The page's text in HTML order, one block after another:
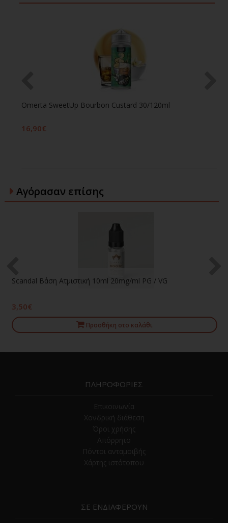
Omerta SweetUp Bourbon Custard 30/120ml
16,90€
Αγόρασαν επίσης
Scandal Βάση Ατμιστική 10ml 20mg/ml PG / VG
3,50€
Προσθήκη στο καλάθι
ΠΛΗΡΟΦΟΡΙΕΣ
Επικοινωνία
Χονδρική διάθεση
Όροι χρήσης
Απόρρητο
Πόντοι ανταμοιβής
Χάρτης ιστότοπου
ΣΕ ΕΝΔΙΑΦΕΡΟΥΝ